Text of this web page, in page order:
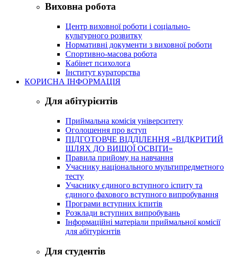
Виховна робота
Центр виховної роботи і соціально-
культурного розвитку
Нормативні документи з виховної роботи
Спортивно-масова робота
Кабінет психолога
Інститут кураторства
КОРИСНА ІНФОРМАЦІЯ
Для абітурієнтів
Приймальна комісія університету
Оголошення про вступ
ПІДГОТОВЧЕ ВІДДІЛЕННЯ «ВІДКРИТИЙ
ШЛЯХ ДО ВИЩОЇ ОСВІТИ»
Правила прийому на навчання
Учаснику національного мультипредметного
тесту
Учаснику єдиного вступного іспиту та
єдиного фахового вступного випробування
Програми вступних іспитів
Розклади вступних випробувань
Інформаційні матеріали приймальної комісії
для абітурієнтів
Для студентів